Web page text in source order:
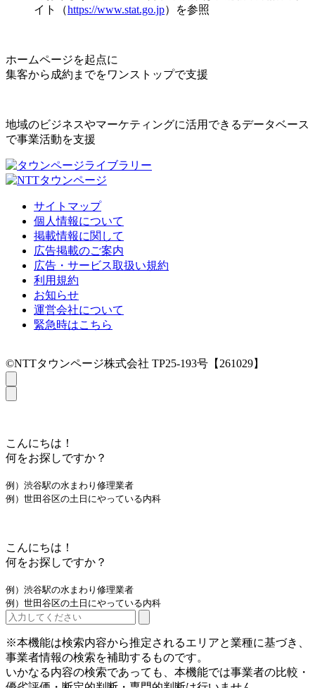
イト（https://www.stat.go.jp）を参照
ホームページを起点に
集客から成約までをワンストップで支援
地域のビジネスやマーケティングに活用できるデータベース
で事業活動を支援
サイトマップ
個人情報について
掲載情報に関して
広告掲載のご案内
広告・サービス取扱い規約
利用規約
お知らせ
運営会社について
緊急時はこちら
©NTTタウンページ株式会社 TP25-193号【261029】
こんにちは！
何をお探しですか？
例）渋谷駅の水まわり修理業者
例）世田谷区の土日にやっている内科
こんにちは！
何をお探しですか？
例）渋谷駅の水まわり修理業者
例）世田谷区の土日にやっている内科
※本機能は検索内容から推定されるエリアと業種に基づき、
事業者情報の検索を補助するものです。
いかなる内容の検索であっても、本機能では事業者の比較・